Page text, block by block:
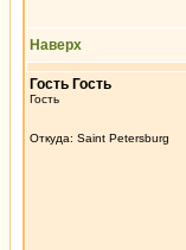
Наверх
Гость Гость
Гость
Откуда: Saint Petersburg